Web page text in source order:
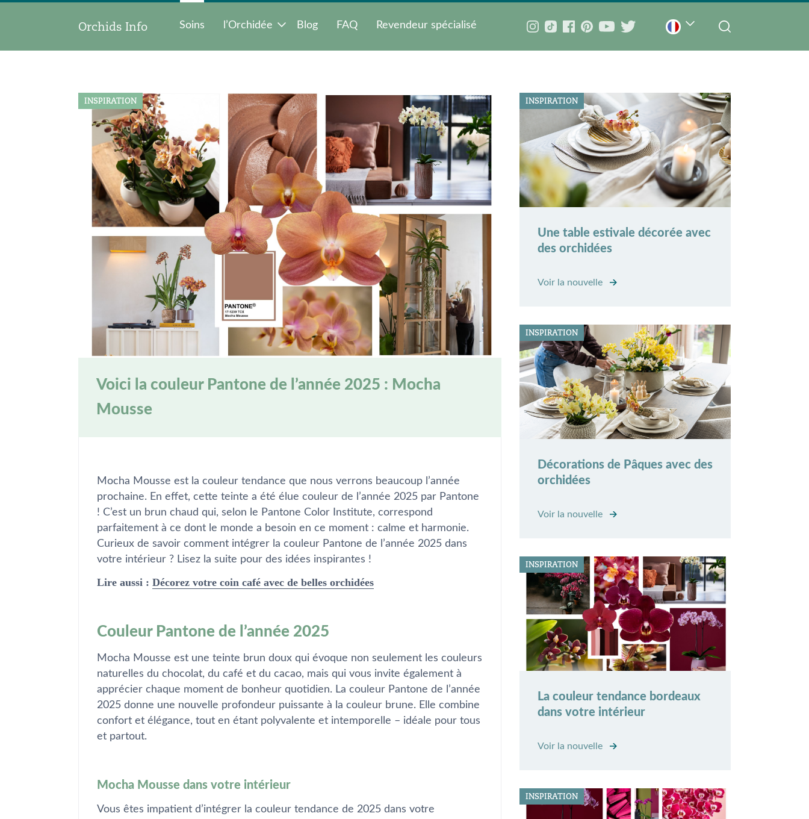
Orchids Info Soins l’Orchidée Blog FAQ Revendeur spécialisé
INSPIRATION
Voici la couleur Pantone de l’année 2025 : Mocha
Mousse
Mocha Mousse est la couleur tendance que nous verrons beaucoup l’année
prochaine. En effet, cette teinte a été élue couleur de l’année 2025 par Pantone
! C’est un brun chaud qui, selon le Pantone Color Institute, correspond
parfaitement à ce dont le monde a besoin en ce moment : calme et harmonie.
Curieux de savoir comment intégrer la couleur Pantone de l’année 2025 dans
votre intérieur ? Lisez la suite pour des idées inspirantes !
Lire aussi : Décorez votre coin café avec de belles orchidées
Couleur Pantone de l’année 2025
Mocha Mousse est une teinte brun doux qui évoque non seulement les couleurs
naturelles du chocolat, du café et du cacao, mais qui vous invite également à
apprécier chaque moment de bonheur quotidien. La couleur Pantone de l’année
2025 donne une nouvelle profondeur puissante à la couleur brune. Elle combine
confort et élégance, tout en étant polyvalente et intemporelle – idéale pour tous
et partout.
Mocha Mousse dans votre intérieur
Vous êtes impatient d’intégrer la couleur tendance de 2025 dans votre
INSPIRATION
Une table estivale décorée avec
des orchidées
Voir la nouvelle
INSPIRATION
Décorations de Pâques avec des
orchidées
Voir la nouvelle
INSPIRATION
La couleur tendance bordeaux
dans votre intérieur
Voir la nouvelle
INSPIRATION